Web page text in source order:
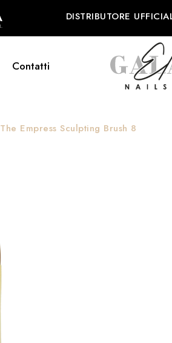
DISTRIBUTORE
Contatti
The Empress Sculpting Brush 8